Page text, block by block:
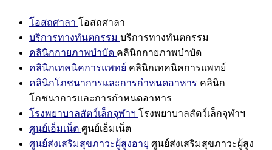
โอสถศาลา โอสถศาลา
บริการทางทันตกรรม บริการทางทันตกรรม
คลินิกกายภาพบำบัด คลินิกกายภาพบำบัด
คลินิกเทคนิคการแพทย์ คลินิกเทคนิคการแพทย์
คลินิกโภชนาการและการกำหนดอาหาร คลินิก
โภชนาการและการกำหนดอาหาร
โรงพยาบาลสัตว์เล็กจุฬาฯ โรงพยาบาลสัตว์เล็กจุฬาฯ
ศูนย์เอ็มเน็ต ศูนย์เอ็มเน็ต
ศูนย์ส่งเสริมสุขภาวะผู้สูงอายุ ศูนย์ส่งเสริมสุขภาวะผู้สูง